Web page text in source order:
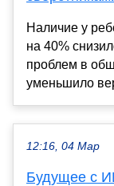
Наличие у
на 40%
проблем в
уменьшило
12:16, 04 Мар
Будущее с